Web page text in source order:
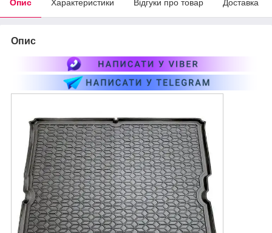
Опис Характеристики Відгуки про товар Доставка
Опис